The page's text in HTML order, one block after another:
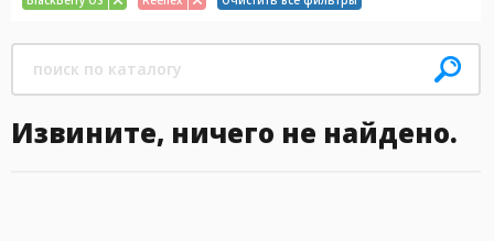
Извините, ничего не найдено.